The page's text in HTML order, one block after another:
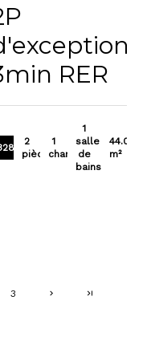
RER
000 €
2
pièces
1
chambre
1
salle
de
bains
44.05
m²
3